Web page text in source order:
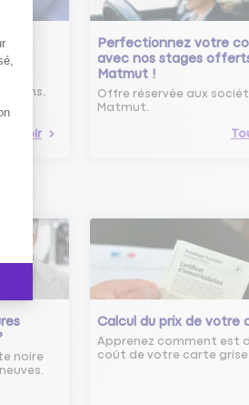
savoir
Perfectionnez votre
avec nos stages
Matmut !
Offre réservée aux
Matmut.
noire
Calcul du prix de votre
Apprenez comment est
coût de votre carte grise